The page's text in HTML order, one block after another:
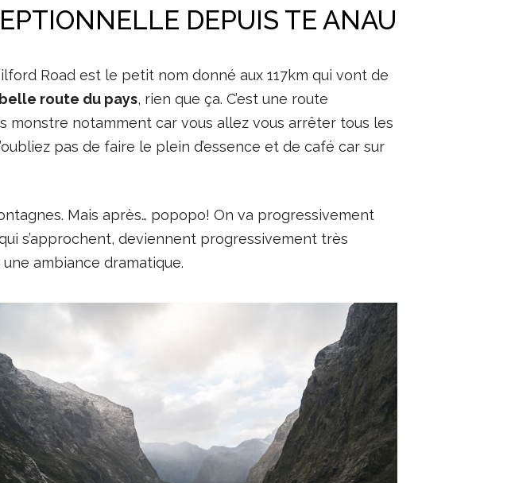
DEPUIS TE ANAU
Road est le petit nom donné aux 117km qui vont de
route du pays, rien que ça. C’est une route
monstre notamment car vous allez vous arrêter tous les
pas de faire le plein d’essence et de café car sur
Mais après… popopo! On va progressivement
s’approchent, deviennent progressivement très
ambiance dramatique.